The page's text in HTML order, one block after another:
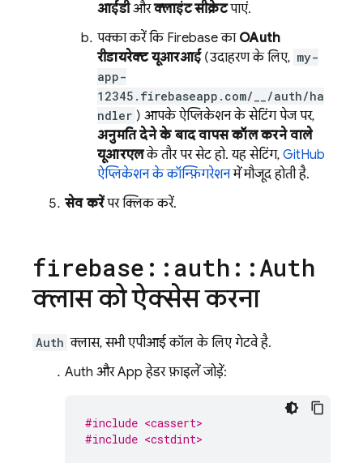
आईडीऔरक्लाइंट सीक्रेटपाएं.
पक्का करें कि Firebase का OAuth
रीडायरेक्ट यूआरआई(उदाहरण के लिए, my-
app-
12345.firebaseapp.com/__/auth/ha
ndler ) आपके ऐप्लिकेशन के सेटिंग पेज पर,
अनुमति देने के बाद वापस कॉल करने वाले
यूआरएलके तौर पर सेट हो. यह सेटिंग,GitHub
ऐप्लिकेशन के कॉन्फ़िगरेशनमें मौजूद होती है.
सेव करेंपर क्लिक करें.
firebase :: auth ::Auth
क्लास को ऐक्सेस करना
Auth क्लास, सभी एपीआई कॉल के लिए गेटवे है.
Auth और App हेडर फ़ाइलें जोड़ें:
#include <cassert>
#include <cstdint>